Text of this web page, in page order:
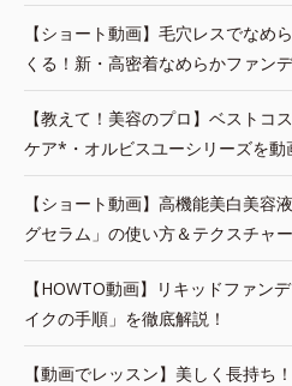
【ショート動画】毛穴レスでなめ
くる！新・高密着なめらかファン
【教えて！美容のプロ】ベストコ
ケア*・オルビスユーシリーズを動
【ショート動画】高機能美白美容
グセラム」の使い方＆テクスチャ
【HOWTO動画】リキッドファン
イクの手順」を徹底解説！
【動画でレッスン】美しく長持ち